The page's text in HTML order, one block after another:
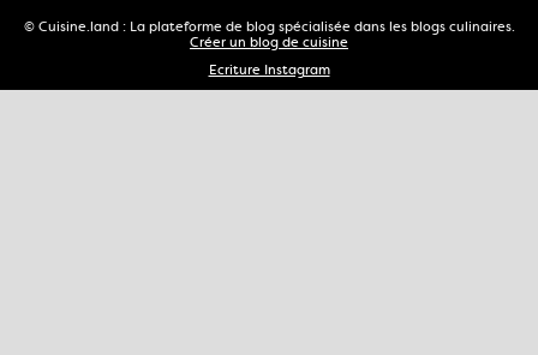
© Cuisine.land : La plateforme de blog spécialisée dans les blogs culinaires.
Créer un blog de cuisine
Ecriture Instagram